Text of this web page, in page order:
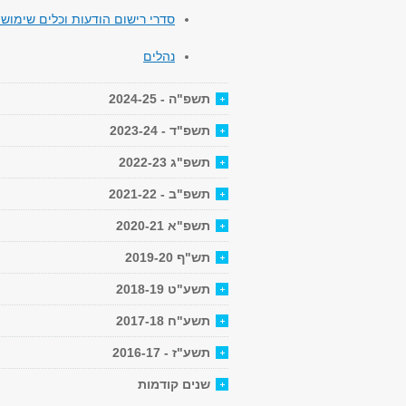
סדרי רישום הודעות וכלים
נהלים
תשפ"ה - 2024-25
תשפ"ד - 2023-24
תשפ"ג 2022-23
תשפ"ב - 2021-22
תשפ"א 2020-21
תש"ף 2019-20
תשע"ט 2018-19
תשע"ח 2017-18
תשע"ז - 2016-17
שנים קודמות